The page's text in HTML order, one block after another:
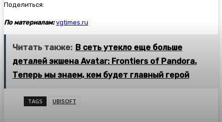
Поделиться:
По материалам: vgtimes.ru
Читать также: В сеть утекло еще больше
деталей экшена Avatar: Frontiers of Pandora.
Теперь мы знаем, кем будет главный герой
TAGS UBISOFT